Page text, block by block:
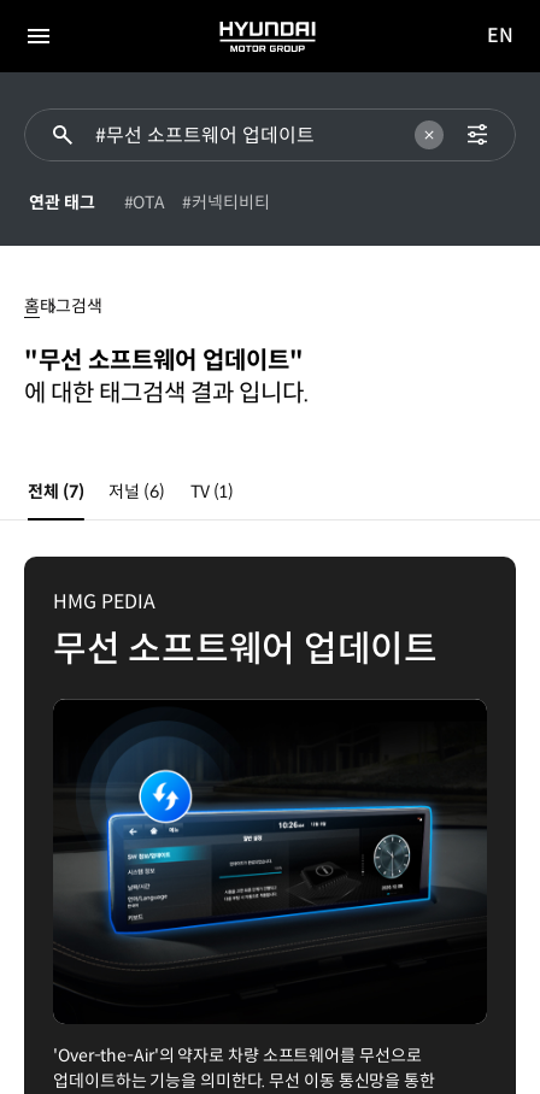
전체
HYUNDAI
MOTOR
이동
EN
연관 태그 #OTA #커넥티비티
업데이트
홈태그검색
"무선 소프트웨어 업데이트"
에 대한 태그검색 결과 입니다.
전체 (7) 저널 (6) TV (1)
HMG PEDIA
무선 소프트웨어 업데이트
'Over-the-Air'의 약자로 차량 소프트웨어를 무선으로
업데이트하는 기능을 의미한다. 무선 이동 통신망을 통한